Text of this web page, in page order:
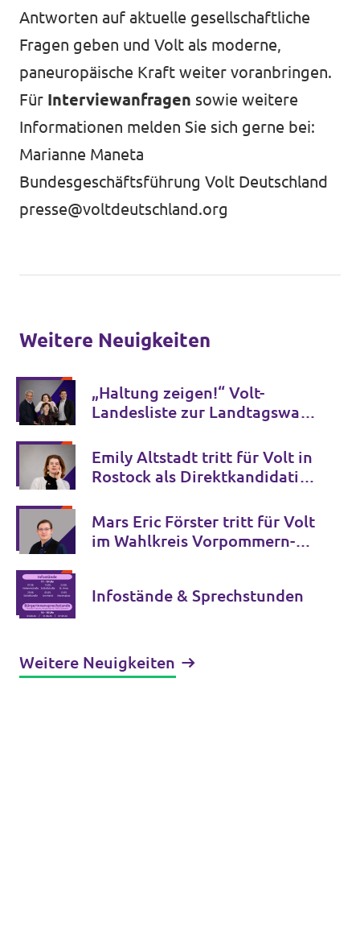
Antworten auf aktuelle gesellschaftliche
Fragen geben und Volt als moderne,
paneuropäische Kraft weiter voranbringen.
Für Interviewanfragen sowie weitere
Informationen melden Sie sich gerne bei:
Marianne Maneta
Bundesgeschäftsführung Volt Deutschland
presse@voltdeutschland.org
Weitere Neuigkeiten
„Haltung zeigen!“ Volt-
Landesliste zur Landtagswahl
Emily Altstadt tritt für Volt in
Rostock als Direktkandidatin
Mars Eric Förster tritt für Volt
im Wahlkreis Vorpommern-
Infostände & Sprechstunden
Weitere Neuigkeiten